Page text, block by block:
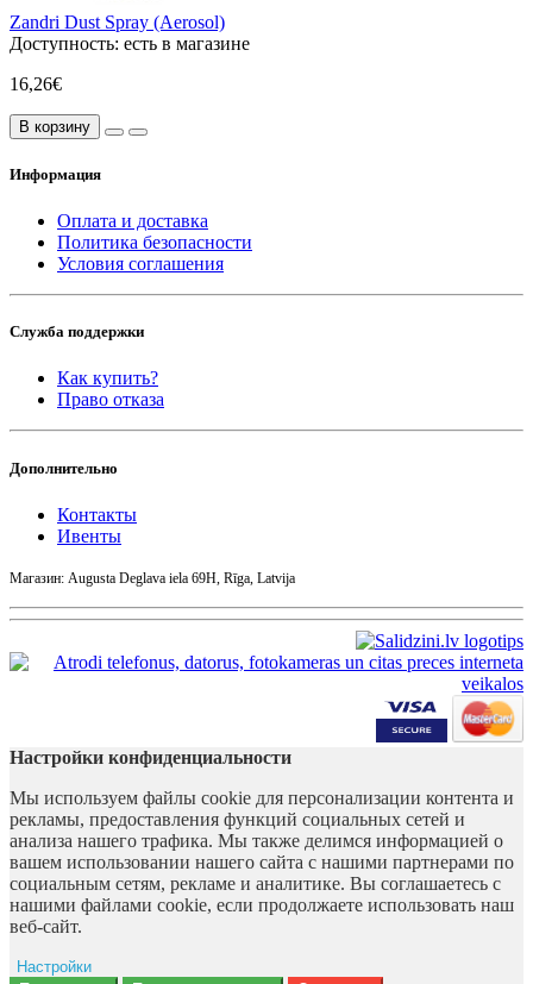
Zandri Dust Spray (Aerosol)
Доступность: есть в магазине
16,26€
В корзину
Информация
Оплата и доставка
Политика безопасности
Условия соглашения
Служба поддержки
Как купить?
Право отказа
Дополнительно
Контакты
Ивенты
Магазин: Augusta Deglava iela 69H, Rīga, Latvija
Настройки конфиденциальности
Мы используем файлы cookie для персонализации контента и
рекламы, предоставления функций социальных сетей и
анализа нашего трафика. Мы также делимся информацией о
вашем использовании нашего сайта с нашими партнерами по
социальным сетям, рекламе и аналитике. Вы соглашаетесь с
нашими файлами cookie, если продолжаете использовать наш
веб-сайт.
Настройки